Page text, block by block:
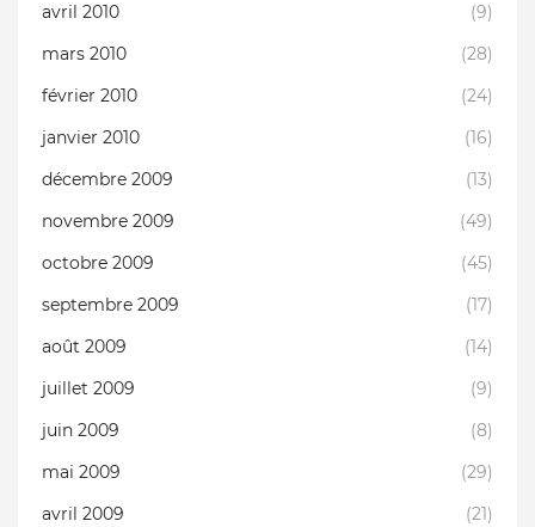
avril 2010
(9)
mars 2010
(28)
février 2010
(24)
janvier 2010
(16)
décembre 2009
(13)
novembre 2009
(49)
octobre 2009
(45)
septembre 2009
(17)
août 2009
(14)
juillet 2009
(9)
juin 2009
(8)
mai 2009
(29)
avril 2009
(21)